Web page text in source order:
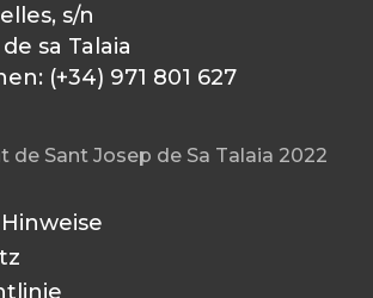
s/n
sa Talaia
(+34) 971 801 627
de Sant Josep de Sa Talaia 2022